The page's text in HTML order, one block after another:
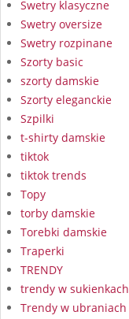
Swetry klasyczne
Swetry oversize
Swetry rozpinane
Szorty basic
szorty damskie
Szorty eleganckie
Szpilki
t-shirty damskie
tiktok
tiktok trends
Topy
torby damskie
Torebki damskie
Traperki
TRENDY
trendy w sukienkach
Trendy w ubraniach